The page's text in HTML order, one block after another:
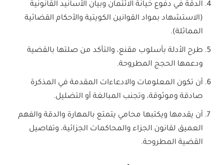
الدقة في دفوع خيانة الائتمان وبيان الأسانيد القانونية
(الاستشهاد بمواد القوانين الكويتية والأحكام القضائية
المماثلة).
طرح الأدلة بأسلوب مقنع، والتأكد من صلتها بالقضية
ودعمها الحجج المطروحة.
أن تكون المعلومات والادعاءات المقدمة في المذكرة
صادقة وموثوقة، وتجنب المبالغة أو التضليل.
أن يقدمها ويكتبها محامي يتمتع بالمهارة والدقة والفهم
العميق لقانون الجزاء والمحاكمات الجزائية، وتفاصيل
القضية المطروحة.